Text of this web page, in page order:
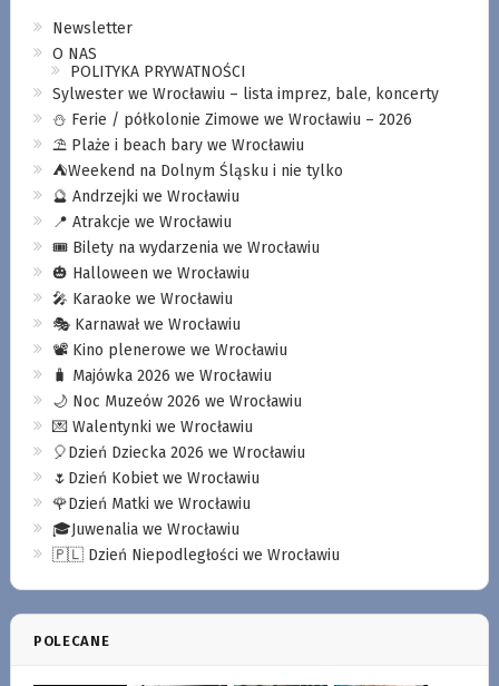
Newsletter
O NAS
POLITYKA PRYWATNOŚCI
Sylwester we Wrocławiu – lista imprez, bale, koncerty
⛄️ Ferie / półkolonie Zimowe we Wrocławiu – 2026
⛱️ Plaże i beach bary we Wrocławiu
⛺️Weekend na Dolnym Śląsku i nie tylko
🔮 Andrzejki we Wrocławiu
📍 Atrakcje we Wrocławiu
🎟️ Bilety na wydarzenia we Wrocławiu
🎃 Halloween we Wrocławiu
🎤 Karaoke we Wrocławiu
🎭 Karnawał we Wrocławiu
📽️ Kino plenerowe we Wrocławiu
🧳 Majówka 2026 we Wrocławiu
🌙 Noc Muzeów 2026 we Wrocławiu
💌 Walentynki we Wrocławiu
🎈Dzień Dziecka 2026 we Wrocławiu
🌷Dzień Kobiet we Wrocławiu
🌹Dzień Matki we Wrocławiu
🎓Juwenalia we Wrocławiu
🇵🇱 Dzień Niepodległości we Wrocławiu
POLECANE